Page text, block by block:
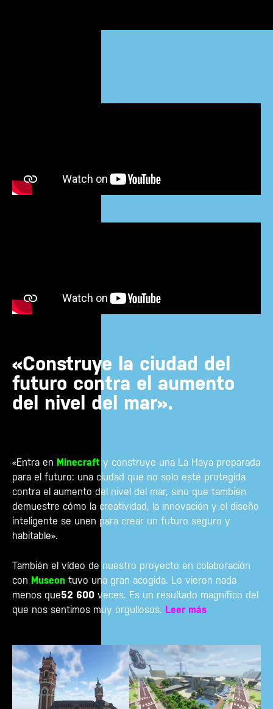
«Construye la ciudad del
futuro contra el aumento
del nivel del mar».
«Entra en Minecraft y construye una La Haya preparada
para el futuro: una ciudad que no solo esté protegida
contra el aumento del nivel del mar, sino que también
demuestre cómo la creatividad, la innovación y el diseño
inteligente se unen para crear un futuro seguro y
habitable».
También el vídeo de nuestro proyecto en colaboración
con Museon tuvo una gran acogida. Lo vieron nada
menos que52 600 veces. Es un resultado magnífico del
que nos sentimos muy orgullosos. Leer más